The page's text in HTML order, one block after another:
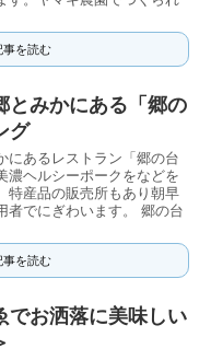
事を読む
とみかにある「郷の
グ
にあるレストラン「郷の台
濃ヘルシーポークをなどを
特産品の販売所もあり朝早
者でにぎわいます。 郷の台
事を読む
でお洒落に美味しい